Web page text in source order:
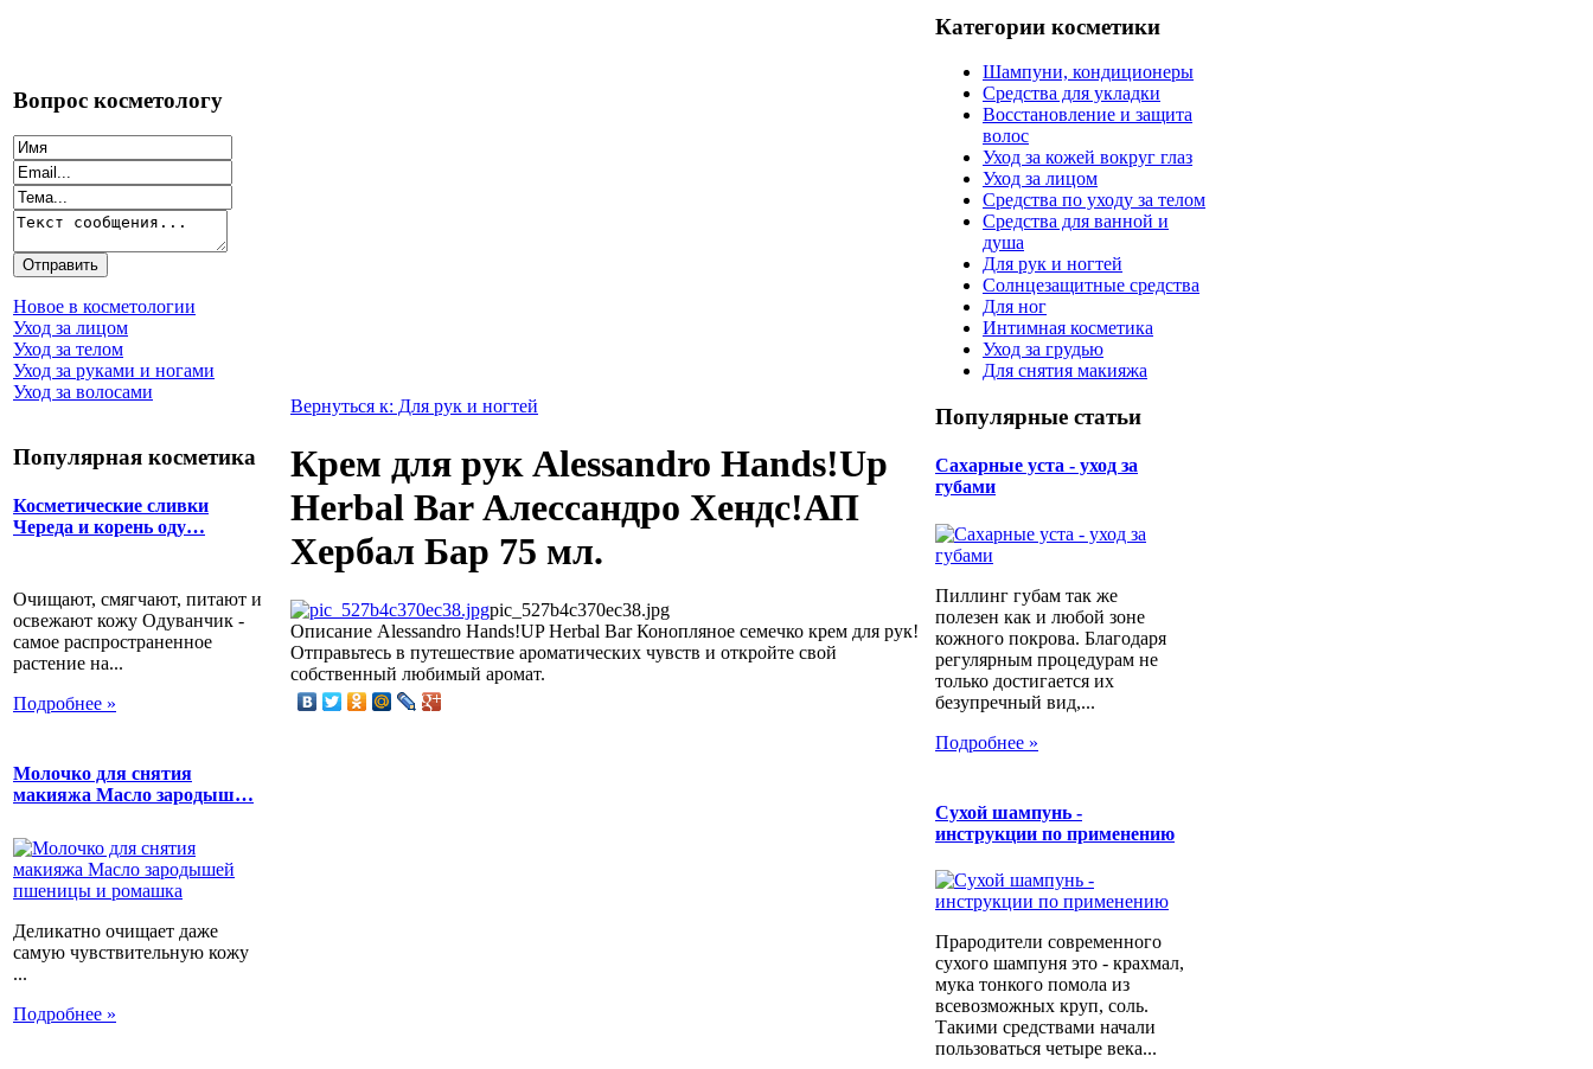
Вопрос косметологу
Новое в косметологии
Уход за лицом
Уход за телом
Уход за руками и ногами
Уход за волосами
Популярная косметика
Косметические сливки
Череда и корень оду…
Очищают, смягчают, питают и
освежают кожу Одуванчик -
самое распространенное
растение на...
Подробнее »
Молочко для снятия
макияжа Масло зародыш…
Деликатно очищает даже
самую чувствительную кожу
...
Подробнее »
Вернуться к: Для рук и ногтей
Крем для рук Alessandro Hands!Up
Herbal Bar Алессандро Хендс!АП
Хербал Бар 75 мл.
pic_527b4c370ec38.jpg
Описание Alessandro Hands!UP Herbal Bar Конопляное семечко крем для рук!
Отправьтесь в путешествие ароматических чувств и откройте свой
собственный любимый аромат.
Категории косметики
Шампуни, кондиционеры
Средства для укладки
Восстановление и защита
волос
Уход за кожей вокруг глаз
Уход за лицом
Средства по уходу за телом
Средства для ванной и
душа
Для рук и ногтей
Солнцезащитные средства
Для ног
Интимная косметика
Уход за грудью
Для снятия макияжа
Популярные статьи
Сахарные уста - уход за
губами
Пиллинг губам так же
полезен как и любой зоне
кожного покрова. Благодаря
регулярным процедурам не
только достигается их
безупречный вид,...
Подробнее »
Сухой шампунь -
инструкции по применению
Прародители современного
сухого шампуня это - крахмал,
мука тонкого помола из
всевозможных круп, соль.
Такими средствами начали
пользоваться четыре века...